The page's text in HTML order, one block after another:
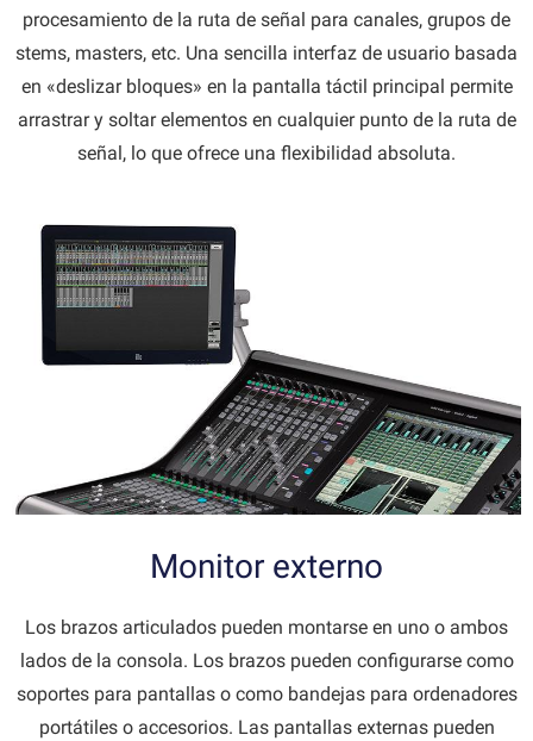
procesamiento de la ruta de señal para canales, grupos de
stems, masters, etc. Una sencilla interfaz de usuario basada
en «deslizar bloques» en la pantalla táctil principal permite
arrastrar y soltar elementos en cualquier punto de la ruta de
señal, lo que ofrece una flexibilidad absoluta.
Monitor externo
Los brazos articulados pueden montarse en uno o ambos
lados de la consola. Los brazos pueden configurarse como
soportes para pantallas o como bandejas para ordenadores
portátiles o accesorios. Las pantallas externas pueden